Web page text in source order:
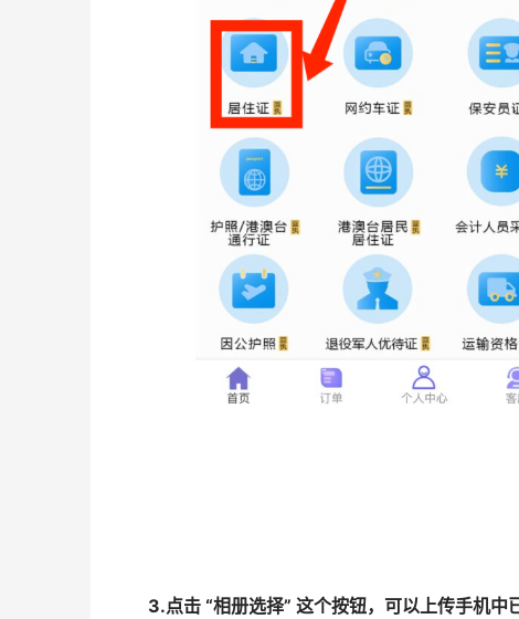
3.点击 “相册选择” 这个按钮，可以上传手机